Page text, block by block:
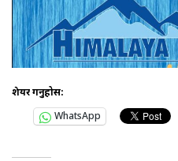
शेयर गर्नुहोस:
WhatsApp